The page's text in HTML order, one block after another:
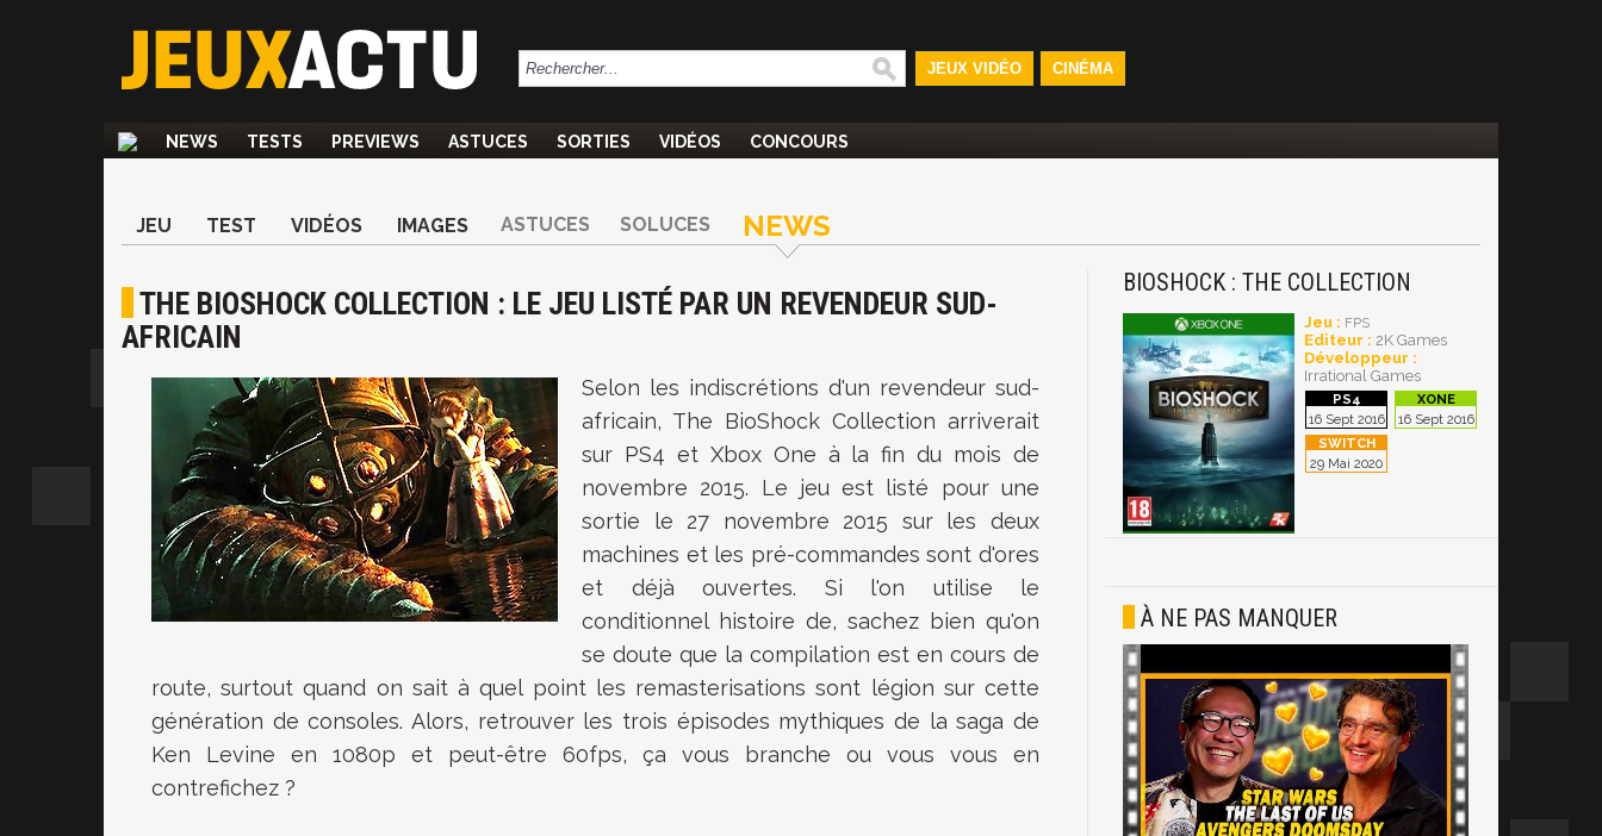
JEUX VIDÉO CINÉMA
NEWS TESTS PREVIEWS ASTUCES SORTIES VIDÉOS CONCOURS
JEU TEST VIDÉOS IMAGES ASTUCES SOLUCES NEWS
THE BIOSHOCK COLLECTION : LE JEU LISTÉ PAR UN REVENDEUR SUD-
AFRICAIN
Selon les indiscrétions d'un revendeur sud-
africain, The BioShock Collection arriverait
sur PS4 et Xbox One à la fin du mois de
novembre 2015. Le jeu est listé pour une
sortie le 27 novembre 2015 sur les deux
machines et les pré-commandes sont d'ores
et déjà ouvertes. Si l'on utilise le
conditionnel histoire de, sachez bien qu'on
se doute que la compilation est en cours de
route, surtout quand on sait à quel point les remasterisations sont légion sur cette
génération de consoles. Alors, retrouver les trois épisodes mythiques de la saga de
Ken Levine en 1080p et peut-être 60fps, ça vous branche ou vous vous en
contrefichez ?
BIOSHOCK : THE COLLECTION
Jeu : FPS
Editeur : 2K Games
Développeur :
Irrational Games
16 Sept 2016 16 Sept 2016
29 Mai 2020
À NE PAS MANQUER